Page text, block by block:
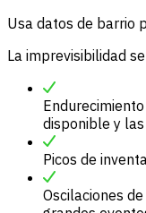
Usa datos de barrio
La imprevisibilidad
disponible y
Picos de
Oscilaciones